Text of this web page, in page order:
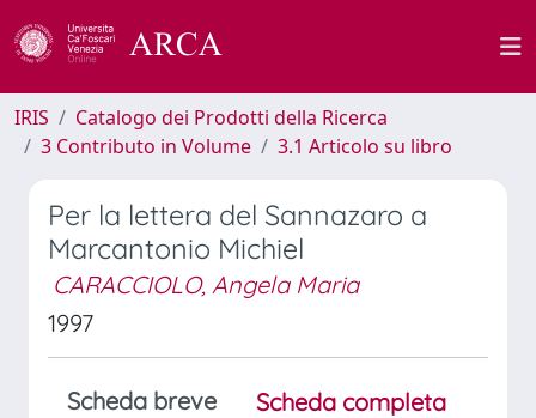
IRIS
Catalogo dei Prodotti della Ricerca
3 Contributo in Volume
3.1 Articolo su libro
Per la lettera del Sannazaro a
Marcantonio Michiel
CARACCIOLO, Angela Maria
1997
Scheda breve
Scheda completa